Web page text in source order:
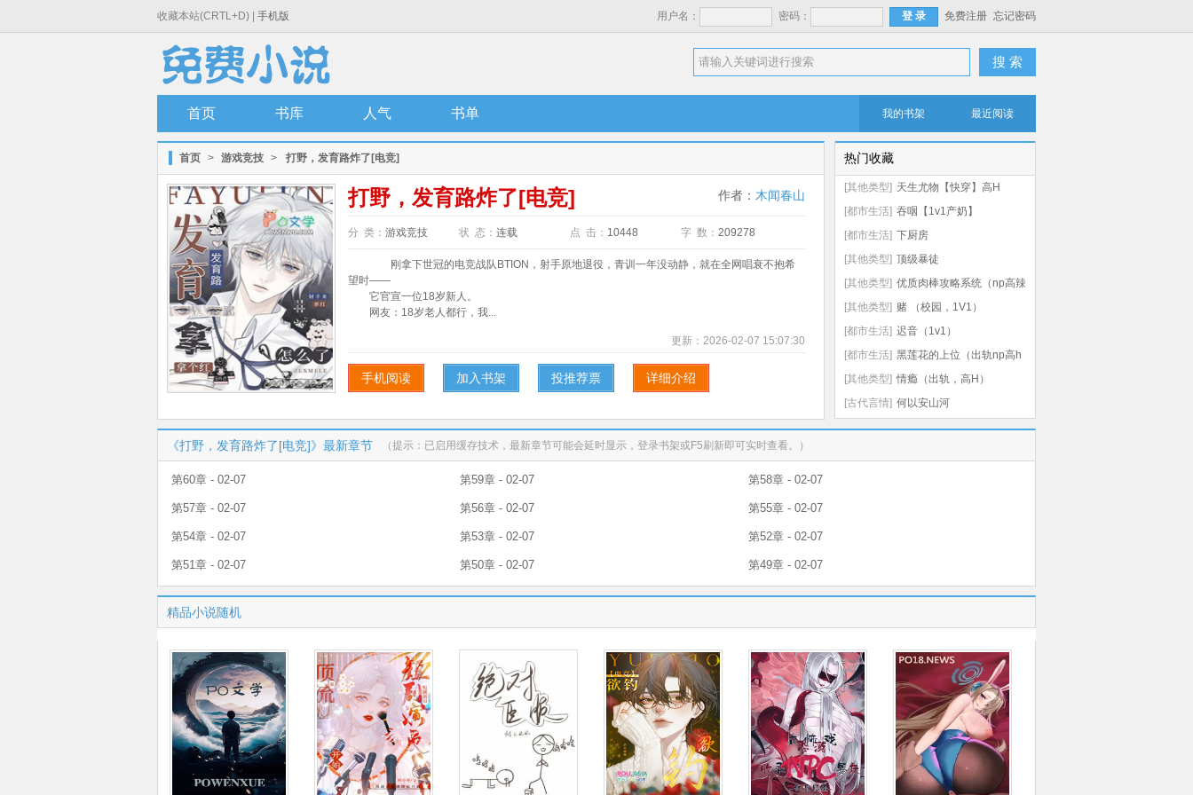
收藏本站(CRTL+D) | 手机版 用户名： 密码： 免费注册 忘记密码
搜 索
首页 书库 人气 书单 我的书架 最近阅读
首页 > 游戏竞技 > 打野，发育路炸了[电竞]
打野，发育路炸了[电竞] 作者： 木闻春山
分 类： 游戏竞技 状 态： 连载 点 击： 10448 字 数： 209278
刚拿下世冠的电竞战队BTION，射手原地退役，青训一年没动静，就在全网唱衰不抱希
望时——
它官宣一位18岁新人。
网友：18岁老人都行，我...
更新： 2026-02-07 15:07:30
手机阅读 加入书架 投推荐票 详细介绍
热门收藏
[其他类型] 天生尤物【快穿】高H
[都市生活] 吞咽【1v1产奶】
[都市生活] 下厨房
[其他类型] 顶级暴徒
[其他类型] 优质肉棒攻略系统（np高辣
文）
[其他类型] 赌 （校园，1V1）
[都市生活] 迟音（1v1）
[都市生活] 黑莲花的上位（出轨np高h
虐男）
[其他类型] 情瘾（出轨，高H）
[古代言情] 何以安山河
《打野，发育路炸了[电竞]》最新章节 （提示：已启用缓存技术，最新章节可能会延时显示，登录书架或F5刷新即可实时查看。）
第60章 - 02-07 第59章 - 02-07 第58章 - 02-07
第57章 - 02-07 第56章 - 02-07 第55章 - 02-07
第54章 - 02-07 第53章 - 02-07 第52章 - 02-07
第51章 - 02-07 第50章 - 02-07 第49章 - 02-07
精品小说随机